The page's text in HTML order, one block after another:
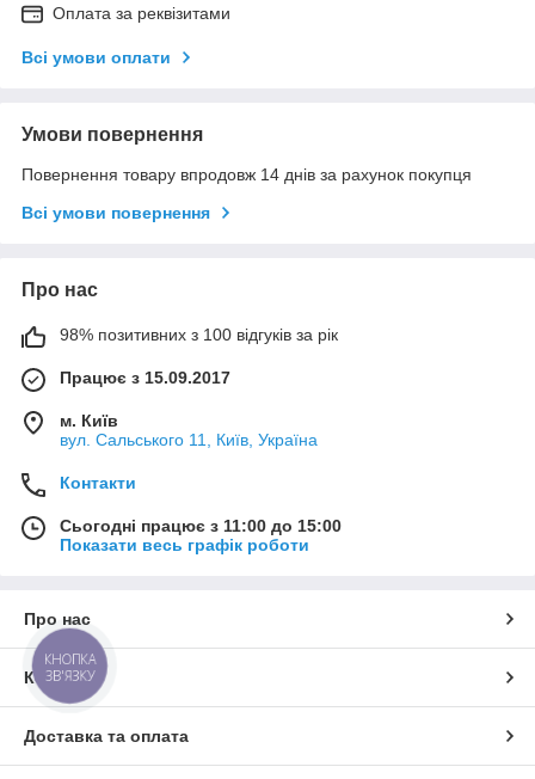
Оплата за реквізитами
Всі умови оплати
Умови повернення
Повернення товару впродовж 14 днів за рахунок покупця
Всі умови повернення
Про нас
98% позитивних з 100 відгуків за рік
Працює з 15.09.2017
м. Київ
вул. Сальського 11, Київ, Україна
Контакти
Сьогодні працює з 11:00 до 15:00
Показати весь графік роботи
Про нас
Контакти
Доставка та оплата
КНОПКА
ЗВ'ЯЗКУ